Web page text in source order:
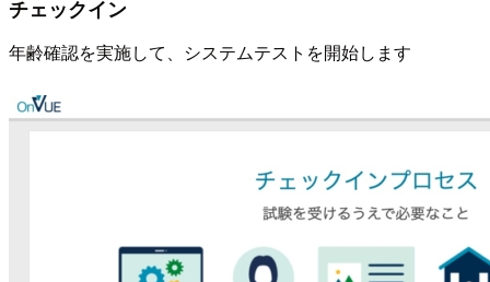
チェックイン
年齢確認を実施して、システムテストを開始します